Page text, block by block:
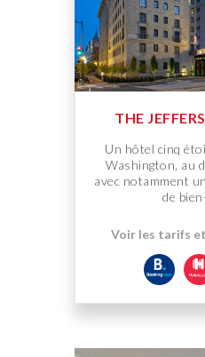
THE
Un hôtel cinq
Washington, au
avec notamment
de
Voir les tarifs